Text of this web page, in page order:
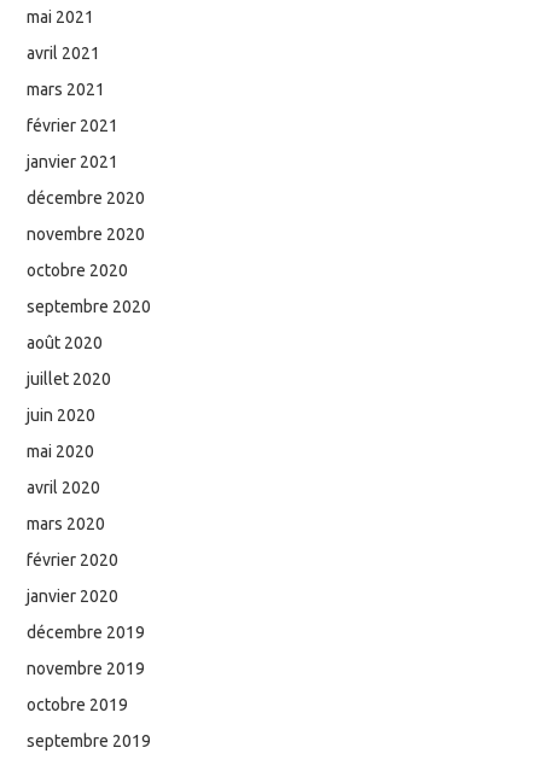
mai 2021
avril 2021
mars 2021
février 2021
janvier 2021
décembre 2020
novembre 2020
octobre 2020
septembre 2020
août 2020
juillet 2020
juin 2020
mai 2020
avril 2020
mars 2020
février 2020
janvier 2020
décembre 2019
novembre 2019
octobre 2019
septembre 2019